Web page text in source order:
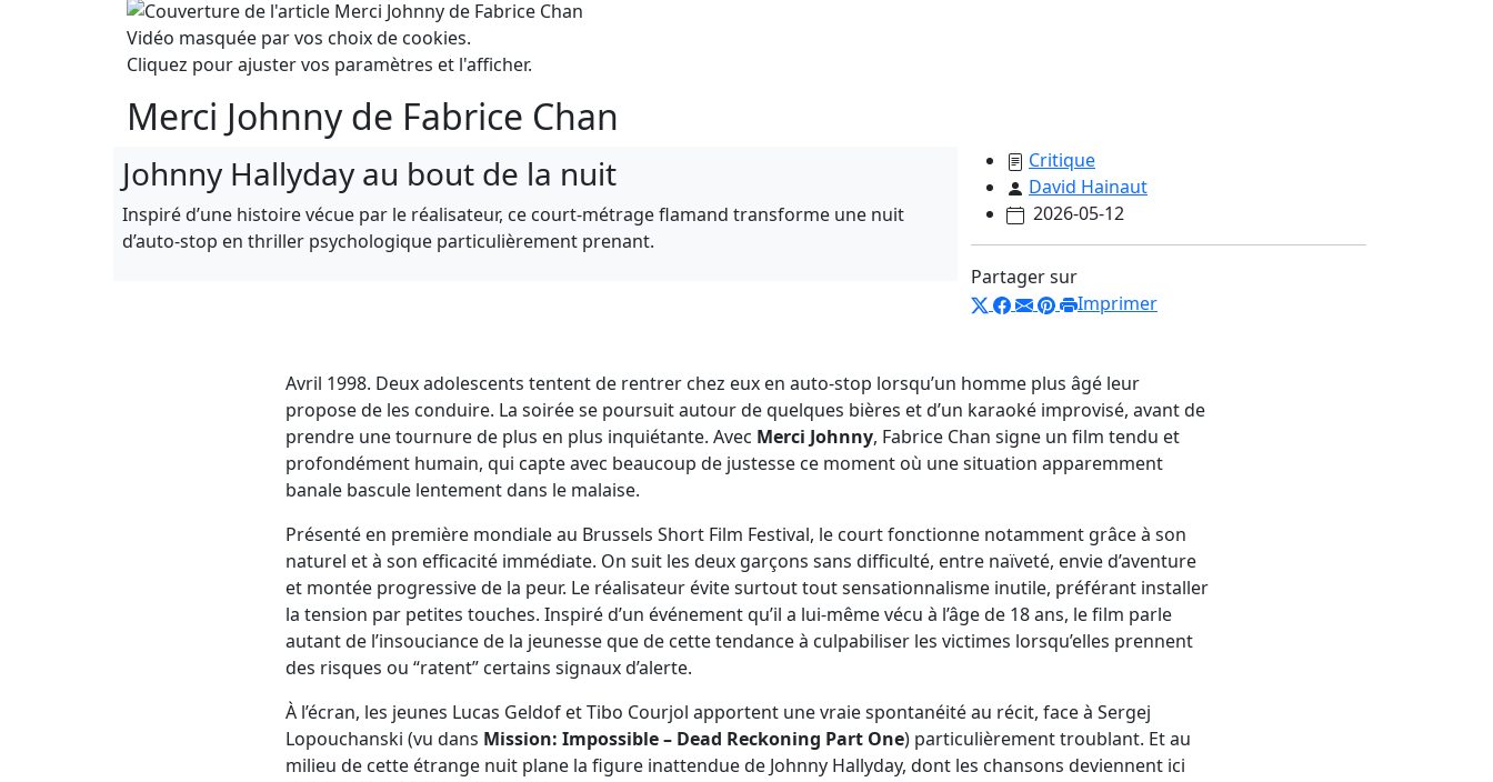
Vidéo masquée par vos choix de cookies.
Cliquez pour ajuster vos paramètres et l'afficher.
Merci Johnny de Fabrice Chan
Johnny Hallyday au bout de la nuit
Inspiré d’une histoire vécue par le réalisateur, ce court-métrage flamand transforme une nuit
d’auto-stop en thriller psychologique particulièrement prenant.
Critique
David Hainaut
2026-05-12
Partager sur
Imprimer
Avril 1998. Deux adolescents tentent de rentrer chez eux en auto-stop lorsqu’un homme plus âgé leur
propose de les conduire. La soirée se poursuit autour de quelques bières et d’un karaoké improvisé, avant de
prendre une tournure de plus en plus inquiétante. Avec Merci Johnny, Fabrice Chan signe un film tendu et
profondément humain, qui capte avec beaucoup de justesse ce moment où une situation apparemment
banale bascule lentement dans le malaise.
Présenté en première mondiale au Brussels Short Film Festival, le court fonctionne notamment grâce à son
naturel et à son efficacité immédiate. On suit les deux garçons sans difficulté, entre naïveté, envie d’aventure
et montée progressive de la peur. Le réalisateur évite surtout tout sensationnalisme inutile, préférant installer
la tension par petites touches. Inspiré d’un événement qu’il a lui-même vécu à l’âge de 18 ans, le film parle
autant de l’insouciance de la jeunesse que de cette tendance à culpabiliser les victimes lorsqu’elles prennent
des risques ou “ratent” certains signaux d’alerte.
À l’écran, les jeunes Lucas Geldof et Tibo Courjol apportent une vraie spontanéité au récit, face à Sergej
Lopouchanski (vu dans Mission: Impossible – Dead Reckoning Part One) particulièrement troublant. Et au
milieu de cette étrange nuit plane la figure inattendue de Johnny Hallyday, dont les chansons deviennent ici